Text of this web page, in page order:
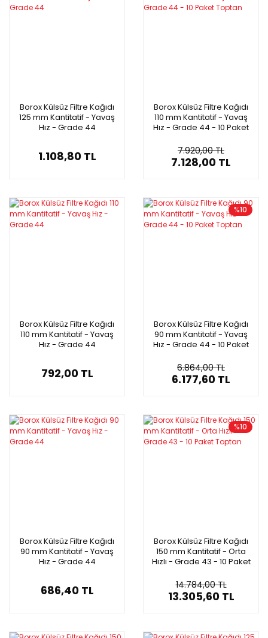
Borox Külsüz Filtre Kağıdı
125 mm Kantitatif - Yavaş
Hız - Grade 44
1.108,80 TL
Borox Külsüz Filtre Kağıdı
110 mm Kantitatif - Yavaş
Hız - Grade 44 - 10 Paket
7.920,00 TL
7.128,00 TL
Borox Külsüz Filtre Kağıdı
110 mm Kantitatif - Yavaş
Hız - Grade 44
792,00 TL
%10
Borox Külsüz Filtre Kağıdı
90 mm Kantitatif - Yavaş
Hız - Grade 44 - 10 Paket
6.864,00 TL
6.177,60 TL
Borox Külsüz Filtre Kağıdı
90 mm Kantitatif - Yavaş
Hız - Grade 44
686,40 TL
%10
Borox Külsüz Filtre Kağıdı
150 mm Kantitatif - Orta
Hızlı - Grade 43 - 10 Paket
14.784,00 TL
13.305,60 TL